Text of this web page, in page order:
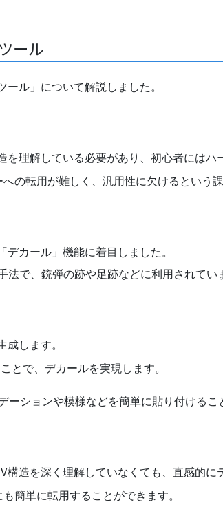
ール
ル」について解説しました。
理解している必要があり、初心者にはハ
の転用が難しく、汎用性に欠けるという課
カール」機能に着目しました。
で、銃弾の跡や足跡などに利用されてい
します。
とで、デカールを実現します。
ションや模様などを簡単に貼り付けるこ
造を深く理解していなくても、直感的に
簡単に転用することができます。